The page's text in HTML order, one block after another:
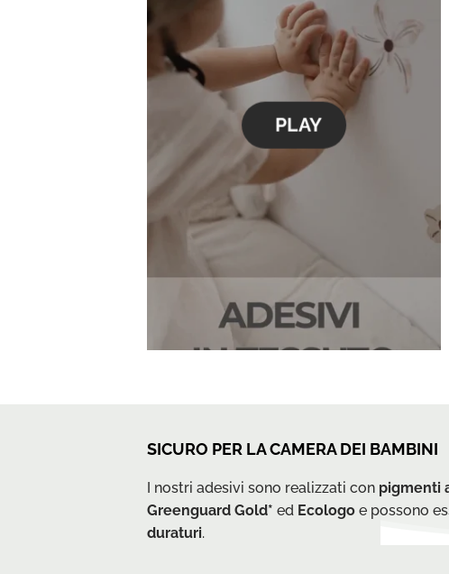
PLAY
SICURO PER LA CAMERA DEI BAMBINI
I nostri adesivi sono realizzati con pigmenti
Greenguard Gold* ed Ecologo e possono
duraturi.